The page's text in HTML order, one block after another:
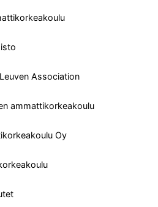
Association
ammattikorkeakoulu
Oy